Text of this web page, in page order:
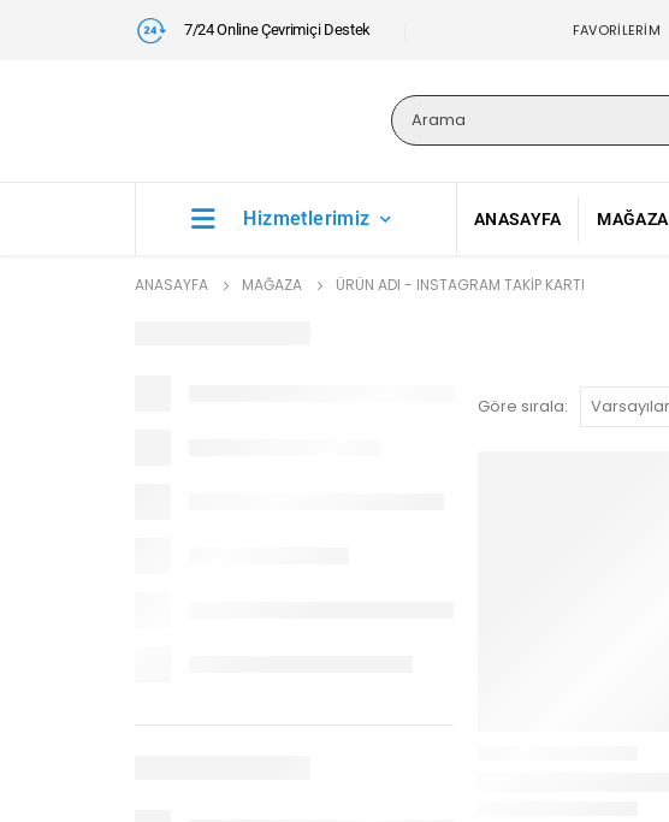
7/24 Online Çevrimiçi Destek FAVORILERIM
Hizmetlerimiz ANASAYFA MAĞAZA
ANASAYFA MAĞAZA ÜRÜN ADI - INSTAGRAM TAKIP KARTI
Göre sırala: